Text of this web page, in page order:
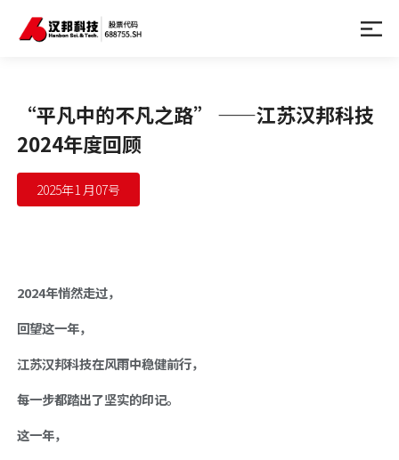
“平凡中的不凡之路” ——江苏汉邦科技
2024年度回顾
2025年1 月07号
2024年悄然走过，
回望这一年，
江苏汉邦科技在风雨中稳健前行，
每一步都踏出了坚实的印记。
这一年，